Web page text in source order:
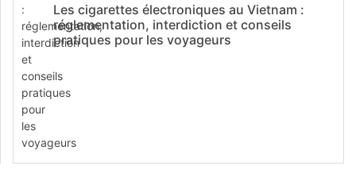
Les cigarettes électroniques au Vietnam :
réglementation, interdiction et conseils
pratiques pour les voyageurs